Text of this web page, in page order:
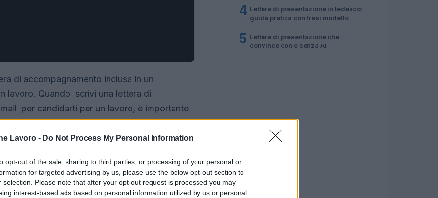
Lavoro - Do Not Process My Personal Information
opt-out of the sale, sharing to third parties, or processing of your personal or
for targeted advertising by us, please use the below opt-out section to
selection. Please note that after your opt-out request is processed you may
interest-based ads based on personal information utilized by us or personal
di accompagnamento inclusa in un
lavoro. Quando scrivi una lettera di
per candidarti per un lavoro, è importante
per impostare il tono della tua lettera, che
Il saluto è la prima cosa che il
lettera di presentazione . Pertanto, è
di familiarità e rispetto.
4 Lettera di presentazione in tedesco:
guida pratica con frasi modello
5 Lettera di presentazione che
convince con e senza AI